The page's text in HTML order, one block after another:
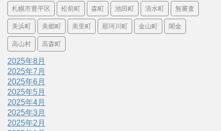
札幌市豊平区 松前町 森町 池田町 清水町 無審査
美浜町 美郷町 美里町 那珂川町 金山町 闇金
高山村 高森町
2025年8月
2025年7月
2025年6月
2025年5月
2025年4月
2025年3月
2025年2月